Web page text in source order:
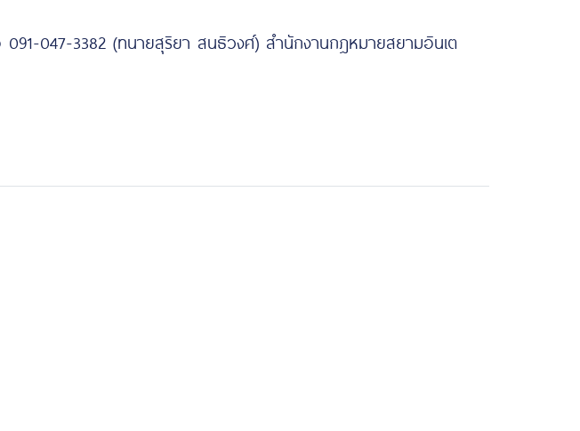
047-3382 (ทนายสุริยา สนธิวงศ์) สำนักงานกฎหมายสยามอินเต